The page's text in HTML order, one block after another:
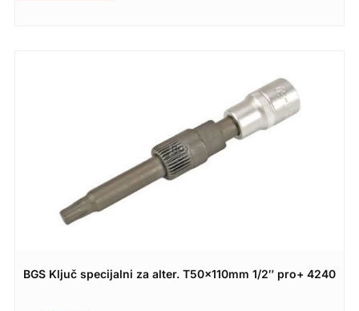
BGS Ključ specijalni za alter. T50x110mm 1/2″ pro+ 4240